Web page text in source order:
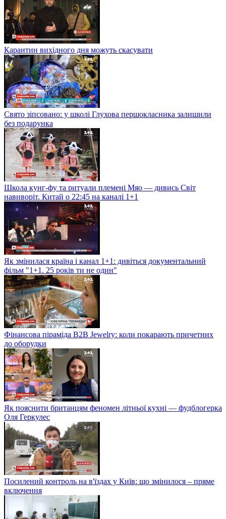
Карантин вихідного дня можуть скасувати
Свято зіпсовано: у школі Глухова першокласника залишили
без подарунка
Школа кунг-фу та ритуали племені Мяо — дивись Світ
навиворіт. Китай о 22:45 на каналі 1+1
Як змінилася країна і канал 1+1: дивіться документальний
фільм "1+1. 25 років ти не один"
Фінансова піраміда B2B Jewelry: коли покарають причетних
до оборудки
Як пояснити британцям феномен літньої кухні — фудблогерка
Оля Геркулес
Посилений контроль на в'їздах у Київ: що змінилося – пряме
включення